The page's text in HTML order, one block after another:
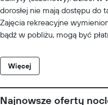
dorosłej nie mają dostępu do
Zajęcia rekreacyjne
bądź w pobliżu, mogą być
Więcej
Najnowsze oferty